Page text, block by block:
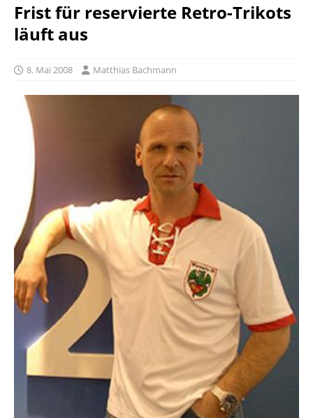
Frist für reservierte Retro-Trikots
läuft aus
8. Mai 2008 Matthias Bachmann